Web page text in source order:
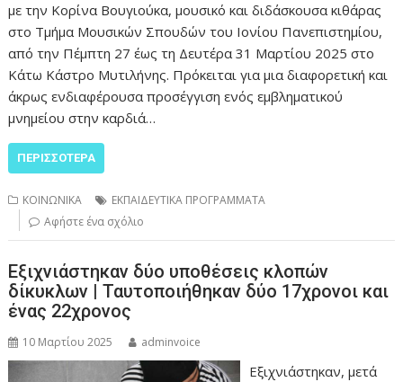
με την Κορίνα Βουγιούκα, μουσικό και διδάσκουσα κιθάρας
στο Τμήμα Μουσικών Σπουδών του Ιονίου Πανεπιστημίου,
από την Πέμπτη 27 έως τη Δευτέρα 31 Μαρτίου 2025 στο
Κάτω Κάστρο Μυτιλήνης. Πρόκειται για μια διαφορετική και
άκρως ενδιαφέρουσα προσέγγιση ενός εμβληματικού
μνημείου στην καρδιά…
ΠΕΡΙΣΣΌΤΕΡΑ
ΚΟΙΝΩΝΙΚΑ
ΕΚΠΑΙΔΕΥΤΙΚΑ ΠΡΟΓΡΑΜΜΑΤΑ
Αφήστε ένα σχόλιο
Εξιχνιάστηκαν δύο υποθέσεις κλοπών
δίκυκλων | Ταυτοποιήθηκαν δύο 17χρονοι και
ένας 22χρονος
10 Μαρτίου 2025 adminvoice
Εξιχνιάστηκαν, μετά